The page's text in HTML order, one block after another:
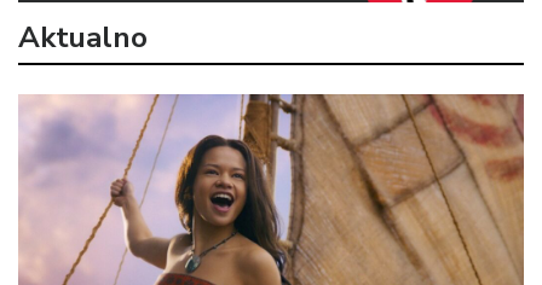
Aktualno